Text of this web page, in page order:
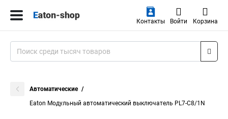
Контакты Войти Корзина
Автоматические
Eaton Модульный автоматический выключатель PL7-C8/1N